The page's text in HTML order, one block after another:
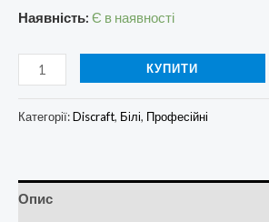
Наявність: Є в наявності
КУПИТИ
Категорії:Discraft, Білі, Професійні
Опис